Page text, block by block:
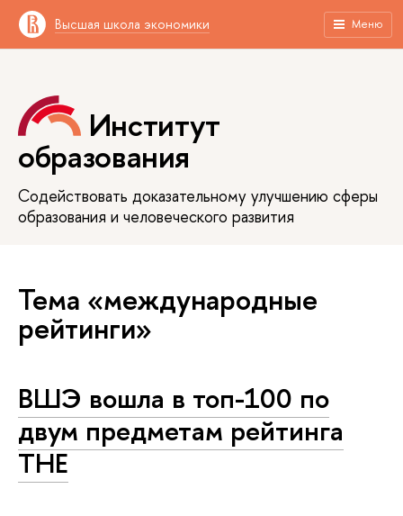
Высшая школа экономики Меню
Институт
образования
Содействовать доказательному улучшению сферы
образования и человеческого развития
Тема «международные
рейтинги»
ВШЭ вошла в топ-100 по
двум предметам рейтинга
ТНЕ